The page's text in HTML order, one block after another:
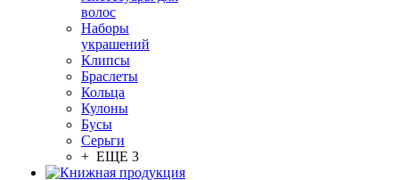
волос
Наборы
украшений
Клипсы
Браслеты
Кольца
Кулоны
Бусы
Серьги
+ ЕЩЕ 3